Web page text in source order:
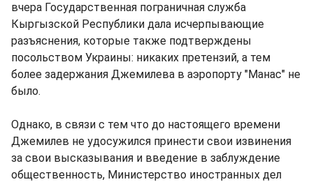
вчера Государственная пограничная служба
Кыргызской Республики дала исчерпывающие
разъяснения, которые также подтверждены
посольством Украины: никаких претензий, а тем
более задержания Джемилева в аэропорту "Манас" не
было.
Однако, в связи с тем что до настоящего времени
Джемилев не удосужился принести свои извинения
за свои высказывания и введение в заблуждение
общественность, Министерство иностранных дел